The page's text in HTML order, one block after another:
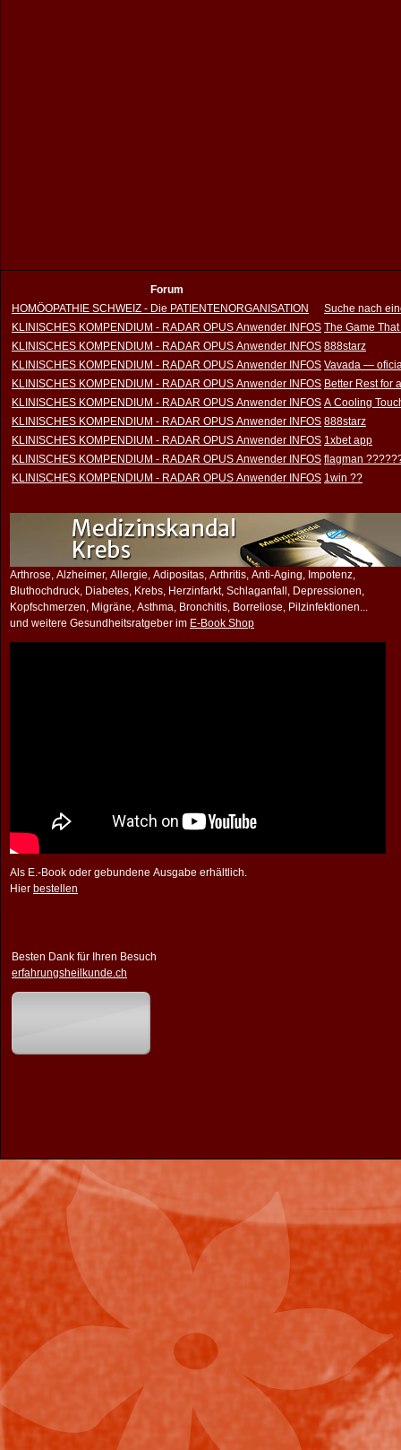
Forum
HOMÖOPATHIE SCHWEIZ - Die PATIENTENORGANISATION
Suche nach
KLINISCHES KOMPENDIUM - RADAR OPUS Anwender INFOS The Game
KLINISCHES KOMPENDIUM - RADAR OPUS Anwender INFOS 888starz
KLINISCHES KOMPENDIUM - RADAR OPUS Anwender INFOS Vavada —
KLINISCHES KOMPENDIUM - RADAR OPUS Anwender INFOS Better Rest for
KLINISCHES KOMPENDIUM - RADAR OPUS Anwender INFOS A Cooling
KLINISCHES KOMPENDIUM - RADAR OPUS Anwender INFOS 888starz
KLINISCHES KOMPENDIUM - RADAR OPUS Anwender INFOS 1xbet app
KLINISCHES KOMPENDIUM - RADAR OPUS Anwender INFOS flagman
KLINISCHES KOMPENDIUM - RADAR OPUS Anwender INFOS 1win ??
Arthrose, Alzheimer, Allergie, Adipositas, Arthritis, Anti-Aging, Impotenz,
Bluthochdruck, Diabetes, Krebs, Herzinfarkt, Schlaganfall, Depressionen,
Kopfschmerzen, Migräne, Asthma, Bronchitis, Borreliose, Pilzinfektionen...
und weitere Gesundheitsratgeber im E-Book Shop
Als E.-Book oder gebundene Ausgabe erhältlich.
Hier bestellen
Besten Dank für Ihren Besuch
erfahrungsheilkunde.ch